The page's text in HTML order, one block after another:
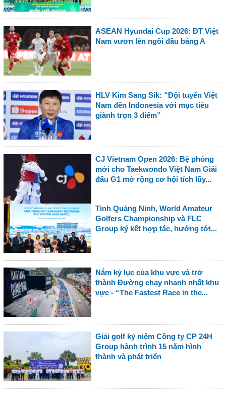
ASEAN Hyundai Cup 2026: ĐT Việt
Nam vươn lên ngôi đầu bảng A
HLV Kim Sang Sik: “Đội tuyển Việt
Nam đến Indonesia với mục tiêu
giành trọn 3 điểm”
CJ Vietnam Open 2026: Bệ phóng
mới cho Taekwondo Việt Nam Giải
đấu G1 mở rộng cơ hội tích lũy...
Tỉnh Quảng Ninh, World Amateur
Golfers Championship và FLC
Group ký kết hợp tác, hướng tới...
Nắm kỷ lục của khu vực và trở
thành Đường chạy nhanh nhất khu
vực - “The Fastest Race in the...
Giải golf kỷ niệm Công ty CP 24H
Group hành trình 15 năm hình
thành và phát triển